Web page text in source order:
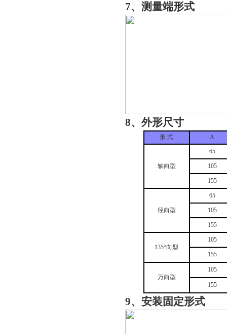
7、测量端形式
8、外形尺寸
形 式 A
轴向型
65
105
155
径向型
65
105
155
135°向型
105
155
万向型
105
155
9、安装固定形式